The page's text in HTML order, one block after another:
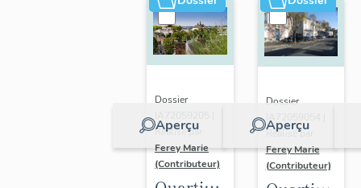
Aperçu
Dossier
Réalisé par
Ferey Marie
(Contributeur)
Aperçu
Dossier
IA72059054 |
Réalisé par
Ferey Marie
(Contributeur)